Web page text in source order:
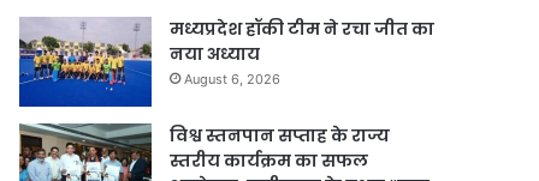
मध्यप्रदेश हॉकी टीम ने रचा जीत का
नया अध्याय
August 6, 2026
विश्व स्तनपान सप्ताह के राज्य
स्तरीय कार्यक्रम का सफल